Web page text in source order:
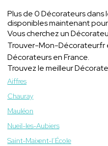
Plus de 0 Décorateurs
disponibles maintenant
Vous cherchez un
Trouver-Mon-Décorateur.fr
Décorateurs en France.
Trouvez le meilleur
Aiffres
Chauray
Mauléon
Nueil-les-Aubiers
Saint-Maixent-l’École